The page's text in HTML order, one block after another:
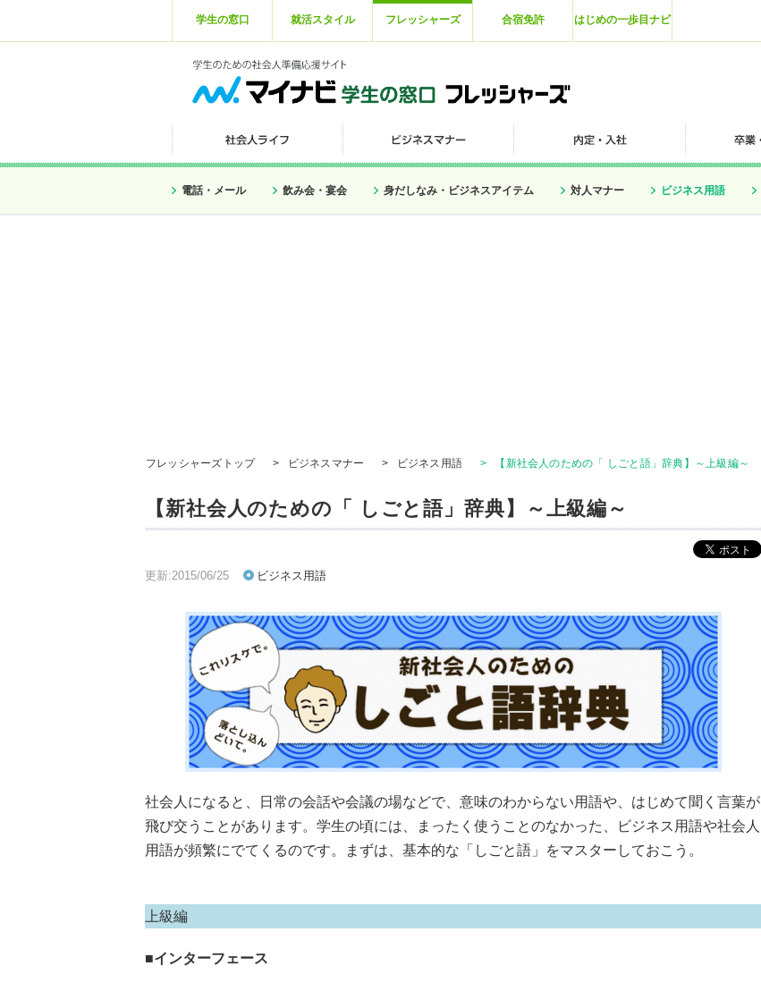
学生の窓口 就活スタイル フレッシャーズ 合宿免許 はじめの一歩目ナビ
電話・メール 飲み会・宴会 身だしなみ・ビジネスアイテム 対人マナー ビジネス用語
フレッシャーズトップ > ビジネスマナー > ビジネス用語 > 【新社会人のための「 しごと語」辞典】～上級編～
【新社会人のための「 しごと語」辞典】～上級編～
更新:2015/06/25 ビジネス用語
社会人になると、日常の会話や会議の場などで、意味のわからない用語や、はじめて聞く言葉が
飛び交うことがあります。学生の頃には、まったく使うことのなかった、ビジネス用語や社会人
用語が頻繁にでてくるのです。まずは、基本的な「しごと語」をマスターしておこう。
上級編
■インターフェース